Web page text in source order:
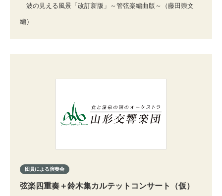
波の見える風景「改訂新版」～管弦楽編曲版～（藤田崇文
編）
団員による演奏会
弦楽四重奏＋鈴木集カルテットコンサート（仮）